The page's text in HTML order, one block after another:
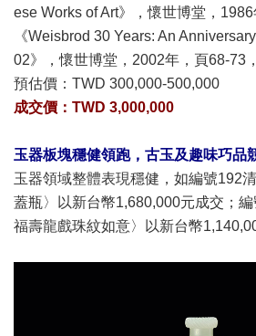
ese Works of Art》，懷世博堂，
《Weisbrod 30 Years: An
02》，懷世博堂，2002年，頁68-73
預估價： TWD 300,000-500,000
成交價：TWD 3,000,000
玉器板塊穩健領跑，古玉及趣味巧品
玉器領域整體表現穩健，如編號192
蓋瓶〉以新台幣1,680,000元成交；
福壽龍戲珠紋如意〉以新台幣